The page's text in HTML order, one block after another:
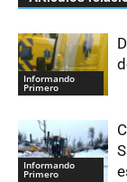
Informando
Primero
Informando
Primero